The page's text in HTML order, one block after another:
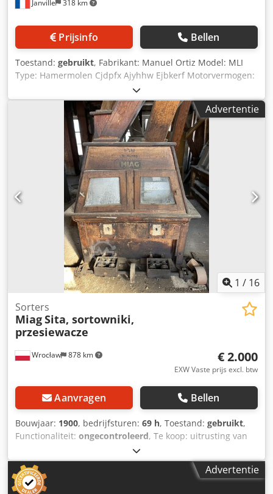
Janville 318 km
Prijsinfo Bellen
Toestand: gebruikt, Fabrikant: Manuel Ortiz Model: MLI
Type: Hamermolen Cjdpfx Ajyhhw Ejbkerf Motorvermogen:
2,2 kW / 3000 tpm Zeef: 2 mm Machine-afmetingen: 50 x 45
x 125 cm Gewicht: 40 kg
Advertentie
1 / 16
Wrocław 878 km
Sorters
MiagSita, sortowniki,
przesiewacze
€ 2.000
EXW Vaste prijs excl. btw
Aanvragen Bellen
Bouwjaar: 1900, bedrijfsturen: 69 h, Toestand: gebruikt,
Functionaliteit: ongecontroleerd, Te koop: uitrusting van
een stoommolen uit 1887. De staat van de machines is
zoals te zien op de foto's. De machines waren volledig
functioneel tot 2016. Ik spreek Engels. Cedpfx Abozbz
Svsksrf
Advertentie